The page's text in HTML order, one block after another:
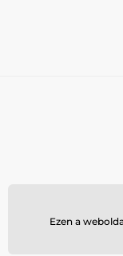
Ezen a